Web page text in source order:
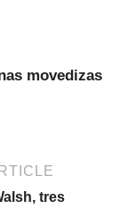
movedizas
tres